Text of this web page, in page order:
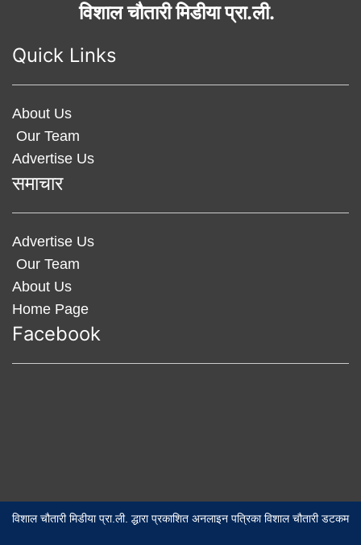
विशाल चौतारी मिडीया प्रा.ली.
Quick Links
About Us
Our Team
Advertise Us
समाचार
Advertise Us
Our Team
About Us
Home Page
Facebook
विशाल चौतारी मिडीया प्रा.ली. द्धारा प्रकाशित अनलाइन पत्रिका विशाल चौतारी डटकम